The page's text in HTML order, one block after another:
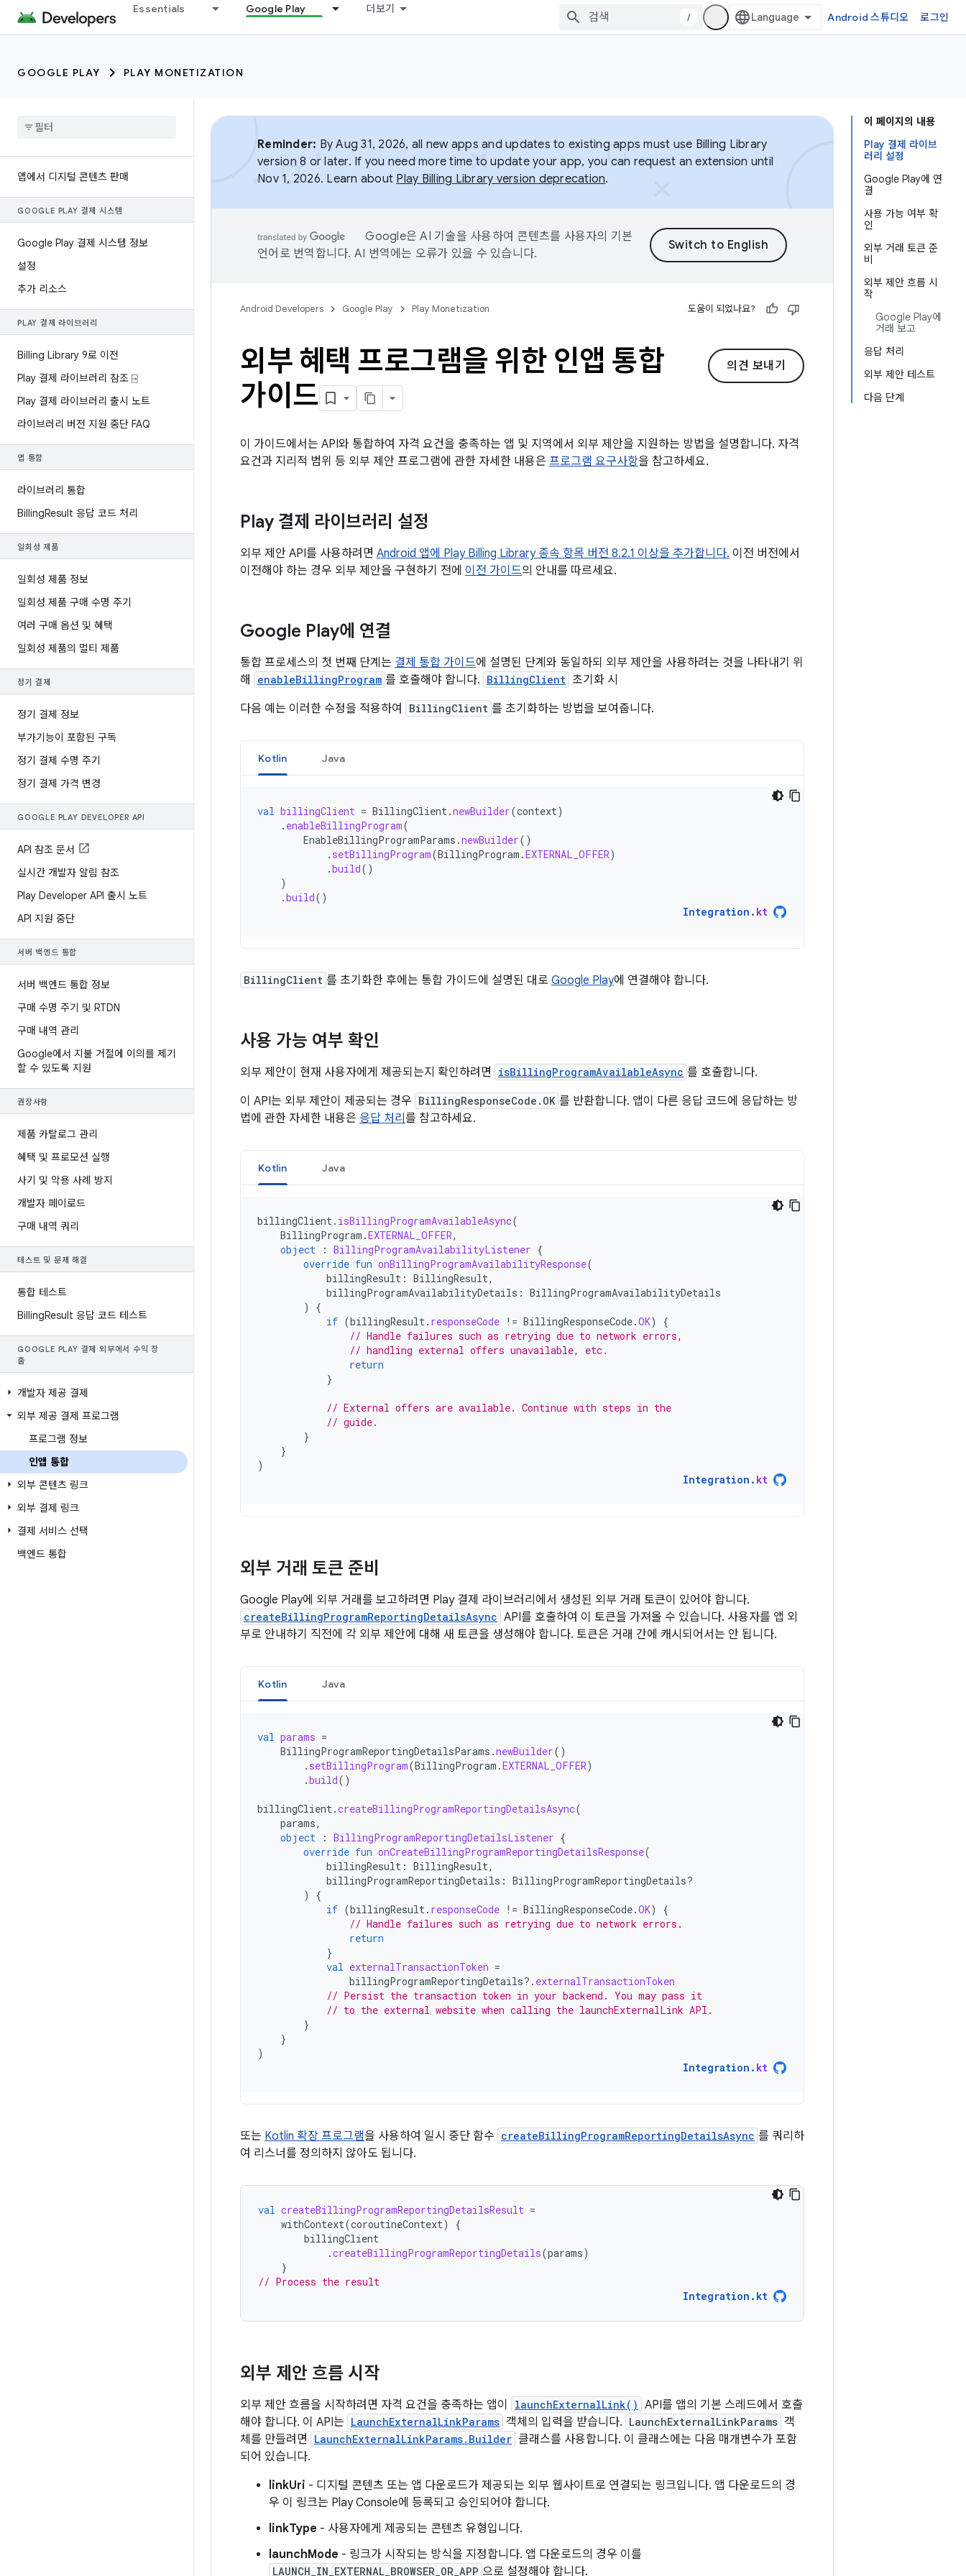
Essentials Google Play 더보기
/ Android 스튜디오 로그인
GOOGLE PLAY PLAY MONETIZATION
앱에서 디지털 콘텐츠 판매
GOOGLE PLAY 결제 시스템
Google Play 결제 시스템 정보
설정
추가 리소스
PLAY 결제 라이브러리
Billing Library 9로 이전
Play 결제 라이브러리 참조 ⍈
Play 결제 라이브러리 출시 노트
라이브러리 버전 지원 중단 FAQ
앱 통합
라이브러리 통합
BillingResult 응답 코드 처리
일회성 제품
일회성 제품 정보
일회성 제품 구매 수명 주기
여러 구매 옵션 및 혜택
일회성 제품의 멀티 제품
정기 결제
정기 결제 정보
부가기능이 포함된 구독
정기 결제 수명 주기
정기 결제 가격 변경
GOOGLE PLAY DEVELOPER API
API 참조 문서
실시간 개발자 알림 참조
Play Developer API 출시 노트
API 지원 중단
서버 백엔드 통합
서버 백엔드 통합 정보
구매 수명 주기 및 RTDN
구매 내역 관리
Google에서 지불 거절에 이의를 제기
할 수 있도록 지원
권장사항
제품 카탈로그 관리
혜택 및 프로모션 실행
사기 및 악용 사례 방지
개발자 페이로드
구매 내역 쿼리
테스트 및 문제 해결
통합 테스트
BillingResult 응답 코드 테스트
GOOGLE PLAY 결제 외부에서 수익 창
출
개발자 제공 결제
외부 제공 결제 프로그램
프로그램 정보
인앱 통합
외부 콘텐츠 링크
외부 결제 링크
결제 서비스 선택
백엔드 통합
이 페이지의 내용
Play 결제 라이브
러리 설정
Google Play에 연
결
사용 가능 여부 확
인
외부 거래 토큰 준
비
외부 제안 흐름 시
작
Google Play에
거래 보고
응답 처리
외부 제안 테스트
다음 단계
Reminder: By Aug 31, 2026, all new apps and updates to existing apps must use Billing Library
version 8 or later. If you need more time to update your app, you can request an extension until
Nov 1, 2026. Learn about Play Billing Library version deprecation.
Google은 AI 기술을 사용하여 콘텐츠를 사용자의 기본
언어로 번역합니다. AI 번역에는 오류가 있을 수 있습니다.
Android Developers Google Play Play Monetization 도움이 되었나요?
의견 보내기
외부 혜택 프로그램을 위한 인앱 통합
가이드
이 가이드에서는 API와 통합하여 자격 요건을 충족하는 앱 및 지역에서 외부 제안을 지원하는 방법을 설명합니다. 자격
요건과 지리적 범위 등 외부 제안 프로그램에 관한 자세한 내용은 프로그램 요구사항을 참고하세요.
Play 결제 라이브러리 설정
외부 제안 API를 사용하려면 Android 앱에 Play Billing Library 종속 항목 버전 8.2.1 이상을 추가합니다. 이전 버전에서
이전해야 하는 경우 외부 제안을 구현하기 전에 이전 가이드의 안내를 따르세요.
Google Play에 연결
통합 프로세스의 첫 번째 단계는 결제 통합 가이드에 설명된 단계와 동일하되 외부 제안을 사용하려는 것을 나타내기 위
해
enableBillingProgram 를 호출해야 합니다. BillingClient 초기화 시
다음 예는 이러한 수정을 적용하여
BillingClient 를 초기화하는 방법을 보여줍니다.
Kotlin Java
val billingClient = BillingClient.newBuilder(context)
. enableBillingProgram(
EnableBillingProgramParams .newBuilder()
. setBillingProgram(BillingProgram .EXTERNAL_OFFER)
.build()
)
.build()
Integration . kt
BillingClient 를 초기화한 후에는 통합 가이드에 설명된 대로 Google Play에 연결해야 합니다.
사용 가능 여부 확인
외부 제안이 현재 사용자에게 제공되는지 확인하려면 isBillingProgramAvailableAsync 를 호출합니다.
이 API는 외부 제안이 제공되는 경우 BillingResponseCode.OK 를 반환합니다. 앱이 다른 응답 코드에 응답하는 방
법에 관한 자세한 내용은 응답 처리 를 참고하세요.
Kotlin Java
billingClient. isBillingProgramAvailableAsync(
BillingProgram .EXTERNAL_OFFER,
object
: BillingProgramAvailabilityListener {
override fun onBillingProgramAvailabilityResponse(
billingResult : BillingResult,
billingProgramAvailabilityDetails : BillingProgramAvailabilityDetails
)
{
if (billingResult. responseCode != BillingResponseCode.OK)
{
// Handle failures such as retrying due to network errors,
// handling external offers unavailable, etc.
return
}
// External offers are available. Continue with steps in the
// guide.
}
}
)
Integration . kt
외부 거래 토큰 준비
Google Play에 외부 거래를 보고하려면 Play 결제 라이브러리에서 생성된 외부 거래 토큰이 있어야 합니다.
createBillingProgramReportingDetailsAsync API를 호출하여 이 토큰을 가져올 수 있습니다. 사용자를 앱 외
부로 안내하기 직전에 각 외부 제안에 대해 새 토큰을 생성해야 합니다. 토큰은 거래 간에 캐시되어서는 안 됩니다.
Kotlin Java
val params =
BillingProgramReportingDetailsParams .newBuilder()
. setBillingProgram(BillingProgram .EXTERNAL_OFFER)
.build()
billingClient.createBillingProgramReportingDetailsAsync(
params,
object
: BillingProgramReportingDetailsListener {
override fun onCreateBillingProgramReportingDetailsResponse(
billingResult : BillingResult,
billingProgramReportingDetails : BillingProgramReportingDetails?
)
{
if (billingResult. responseCode != BillingResponseCode.OK)
{
// Handle failures such as retrying due to network errors.
return
}
val externalTransactionToken =
billingProgramReportingDetails?. externalTransactionToken
// Persist the transaction token in your backend. You may pass it
// to the external website when calling the launchExternalLink API.
}
}
)
Integration . kt
또는 Kotlin 확장 프로그램을 사용하여 일시 중단 함수 createBillingProgramReportingDetailsAsync 를 쿼리하
여 리스너를 정의하지 않아도 됩니다.
val createBillingProgramReportingDetailsResult =
withContext(coroutineContext)
{
billingClient
.createBillingProgramReportingDetails(params)
}
// Process the result
Integration.kt
외부 제안 흐름 시작
외부 제안 흐름을 시작하려면 자격 요건을 충족하는 앱이 launchExternalLink() API를 앱의 기본 스레드에서 호출
해야 합니다. 이 API는 LaunchExternalLinkParams 객체의 입력을 받습니다. LaunchExternalLinkParams 객
체를 만들려면
LaunchExternalLinkParams.Builder 클래스를 사용합니다. 이 클래스에는 다음 매개변수가 포함
되어 있습니다.
linkUri - 디지털 콘텐츠 또는 앱 다운로드가 제공되는 외부 웹사이트로 연결되는 링크입니다. 앱 다운로드의 경
우 이 링크는 Play Console에 등록되고 승인되어야 합니다.
linkType - 사용자에게 제공되는 콘텐츠 유형입니다.
launchMode - 링크가 시작되는 방식을 지정합니다. 앱 다운로드의 경우 이를
LAUNCH_IN_EXTERNAL_BROWSER_OR_APP 으로 설정해야 합니다.